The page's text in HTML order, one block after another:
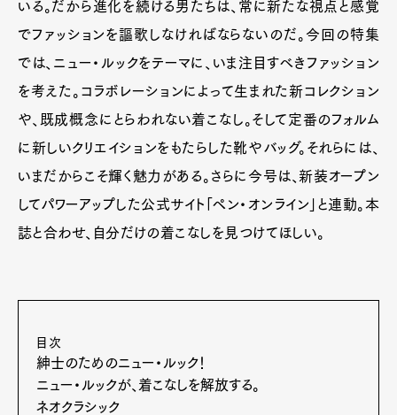
いる。だから進化を続ける男たちは、常に新たな視点と感覚
でファッションを謳歌しなければならないのだ。今回の特集
では、ニュー・ルックをテーマに、いま注目すべきファッション
を考えた。コラボレーションによって生まれた新コレクション
や、既成概念にとらわれない着こなし。そして定番のフォルム
に新しいクリエイションをもたらした靴やバッグ。それらには、
いまだからこそ輝く魅力がある。さらに今号は、新装オープン
してパワーアップした公式サイト「ペン・オンライン」と連動。本
誌と合わせ、自分だけの着こなしを見つけてほしい。
目次
紳士のためのニュー・ルック！
ニュー・ルックが、着こなしを解放する。
ネオクラシック